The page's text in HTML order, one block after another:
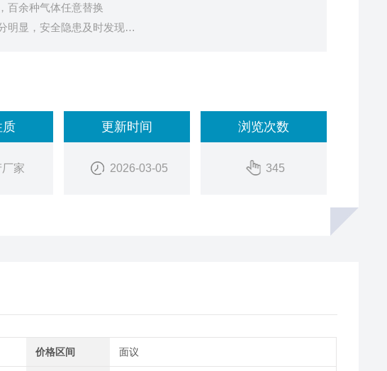
百余种气体任意替换
明显，安全隐患及时发现
传感器，检测更灵敏，数据更准确
质
家
更新时间
2026-03-05
浏览次数
345
价格区间 面议